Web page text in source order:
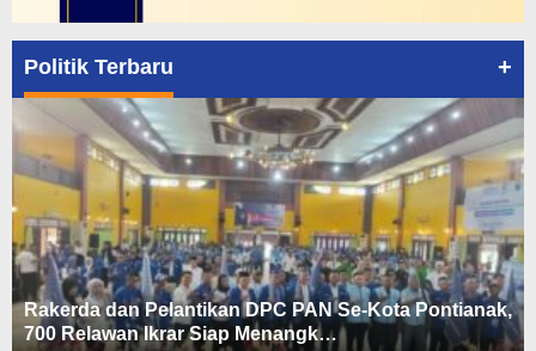
Politik Terbaru +
Rakerda dan Pelantikan DPC PAN Se-Kota Pontianak,
700 Relawan Ikrar Siap Menangk…